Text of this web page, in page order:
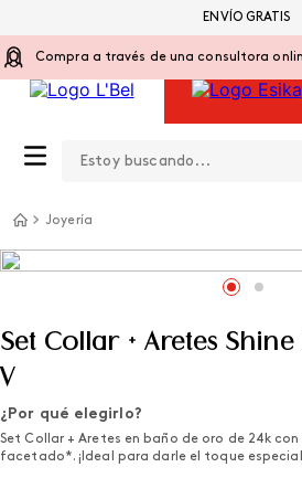
Compra a través de una consultora
ENVÍO GRATIS
Joyería
Set Collar + Aretes Shine
V
¿Por qué elegirlo?
Set Collar + Aretes en baño de oro de 24k
facetado*. ¡Ideal para darle el toque